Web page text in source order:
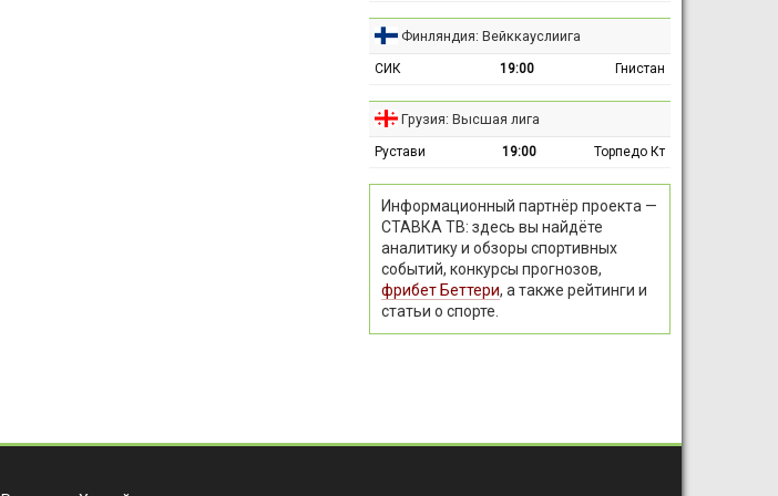
Финляндия: Вейккауслиига
СИК 19:00 Гнистан
Грузия: Высшая лига
Рустави 19:00 Торпедо Кт
Информационный партнёр проекта —
СТАВКА ТВ: здесь вы найдёте
аналитику и обзоры спортивных
событий, конкурсы прогнозов,
фрибет Беттери, а также рейтинги и
статьи о спорте.